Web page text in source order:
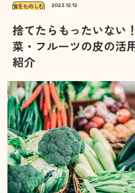
食をたのしむ 2023.12.12
捨てたらもったいな
菜・フルーツの皮の活
紹介